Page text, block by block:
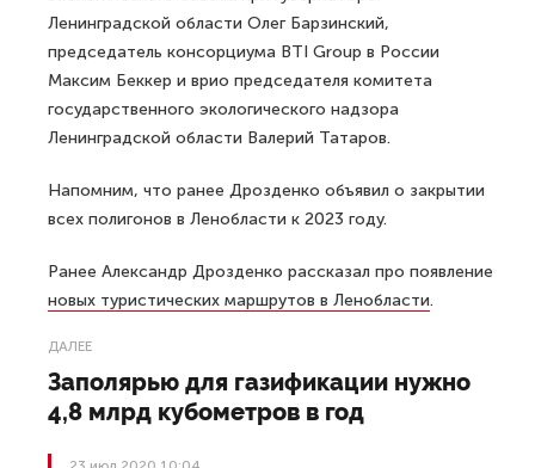
Ленинградской области Олег Барзинский,
председатель консорциума BTI Group в России
Максим Беккер и врио председателя комитета
государственного экологического надзора
Ленинградской области Валерий Татаров.
Напомним, что ранее Дрозденко объявил о закрытии
всех полигонов в Ленобласти к 2023 году.
Ранее Александр Дрозденко рассказал про появление
новых туристических маршрутов в Ленобласти.
ДАЛЕЕ
Заполярью для газификации нужно
4,8 млрд кубометров в год